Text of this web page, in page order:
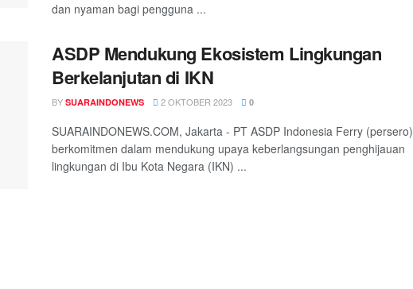
dan nyaman bagi pengguna ...
ASDP Mendukung Ekosistem Lingkungan
Berkelanjutan di IKN
BY SUARAINDONEWS 2 OKTOBER 2023 0
SUARAINDONEWS.COM, Jakarta - PT ASDP Indonesia Ferry (persero)
berkomitmen dalam mendukung upaya keberlangsungan penghijauan
lingkungan di Ibu Kota Negara (IKN) ...